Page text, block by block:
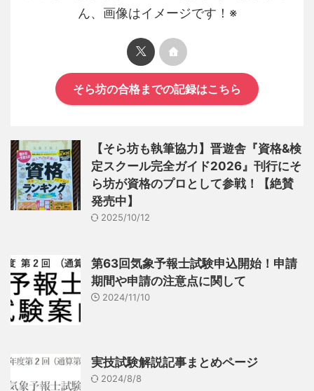
ん、画像はイメージです！※
そら坊の合格までの記録はこちら
【そら坊も執筆協力】晋遊舎『資格&検
定スクール完全ガイド2026』刊行にそ
ら坊が資格のプロとして参戦！【絶賛
発売中】
2025/10/12
第63回気象予報士試験申込開始！申請
期間や申請の注意点に関して
2024/11/10
実技試験解説記事まとめページ
2024/8/8